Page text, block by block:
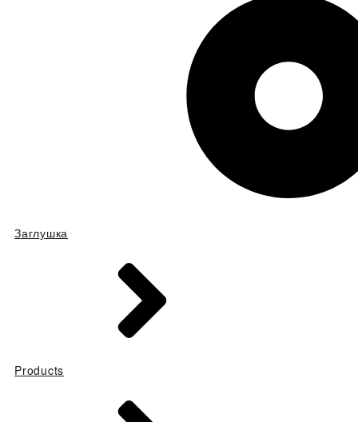
Заглушка
Products